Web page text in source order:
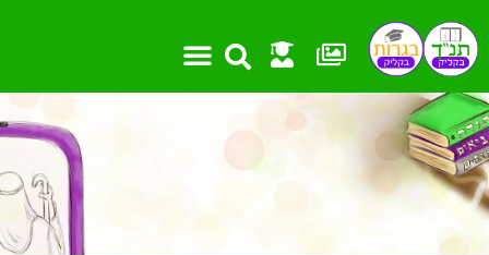
לתוכן